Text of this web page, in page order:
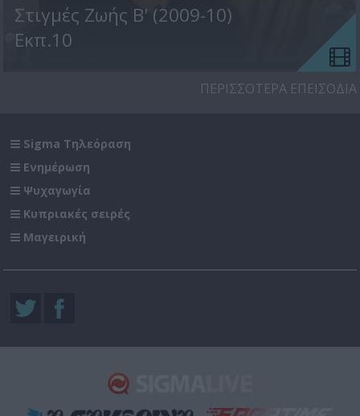
Στιγμές Ζωής Β' (2009-10)
Εκπ.10
ΠΕΡΙΣΣΟΤΕΡΑ ΕΠΕΙΣΟΔΙΑ
Sigma Τηλεόραση
Ενημέρωση
Ψυχαγωγία
Κυπριακές σειρές
Μαγειρική